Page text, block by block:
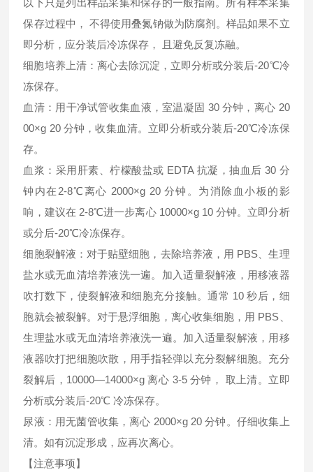
以下只是列出样品采集和保存的一般指南。所有样本采集
保存过程中， 不得使用叠氮钠做为防腐剂。样品如果不立
即分析，应分装后冷冻保存， 且避免反复冻融。
细胞培养上清：离心去除沉淀，立即分析或分装后-20℃冷
冻保存。
血清：用干净试管收集血液，室温凝固 30 分钟，离心 20
00×g 20 分钟，收集血清。立即分析或分装后-20℃冷冻保
存。
血浆：采用肝素、柠檬酸盐或 EDTA 抗凝，抽血后 30 分
钟内在2-8℃离心 2000×g 20 分钟。为消除血小板的影
响，建议在 2-8℃进一步离心 10000×g 10 分钟。立即分析
或分后-20℃冷冻保存。
细胞裂解液：对于贴壁细胞，去除培养液，用 PBS、生理
盐水或无血清培养液洗一遍。加入适量裂解液，用移液器
吹打数下，使裂解液和细胞充分接触。通常 10 秒后，细
胞就会被裂解。对于悬浮细胞，离心收集细胞，用 PBS、
生理盐水或无血清培养液洗一遍。加入适量裂解液，用移
液器吹打把细胞吹散，用手指轻弹以充分裂解细胞。充分
裂解后，10000—14000×g 离心 3-5 分钟， 取上清。立即
分析或分装后-20℃ 冷冻保存。
尿液：用无菌管收集，离心 2000×g 20 分钟。仔细收集上
清。如有沉淀形成，应再次离心。
【注意事项】